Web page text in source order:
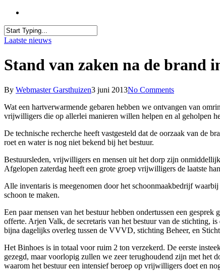
Close
Laatste nieuws
Stand van zaken na de brand
By Webmaster Garsthuizen3 juni 2013No Comments
Wat een hartverwarmende gebaren hebben we ontvangen van
vrijwilligers die op allerlei manieren willen helpen en al geholpen
De technische recherche heeft vastgesteld dat de oorzaak van de
roet en water is nog niet bekend bij het bestuur.
Bestuursleden, vrijwilligers en mensen uit het dorp zijn
Afgelopen zaterdag heeft een grote groep vrijwilligers de laatste
Alle inventaris is meegenomen door het schoonmaakbedrijf
schoon te maken.
Een paar mensen van het bestuur hebben ondertussen een
offerte. Arjen Valk, de secretaris van het bestuur van de stichting,
bijna dagelijks overleg tussen de VVVD, stichting Beheer, en
Het Binhoes is in totaal voor ruim 2 ton verzekerd. De eerste
gezegd, maar voorlopig zullen we zeer terughoudend zijn met het
waarom het bestuur een intensief beroep op vrijwilligers doet en